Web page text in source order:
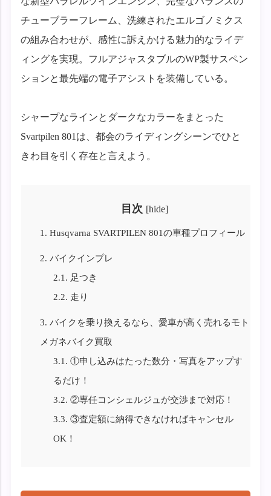
チューブラーフレーム、洗練されたエルゴノミクス
の組み合わせが、感性に訴えかける魅力的なライデ
ィングを実現。フルアジャスタブルのWP製サスペン
ションと最先端の電子アシストを装備している。
シャープなラインとダークなカラーをまとった
Svartpilen 801は、都会のライディングシーンでひと
きわ目を引く存在と言えよう。
目次 [hide]
1. Husqvarna SVARTPILEN 801の車種プロフィール
2. バイクインプレ
2.1. 足つき
2.2. 走り
3. バイクを乗り換えるなら、愛車が高く売れるモト
メガネバイク買取
3.1. ①申し込みはたった数分・写真をアップす
るだけ！
3.2. ②専任コンシェルジュが交渉まで対応！
3.3. ③査定額に納得できなければキャンセル
OK！